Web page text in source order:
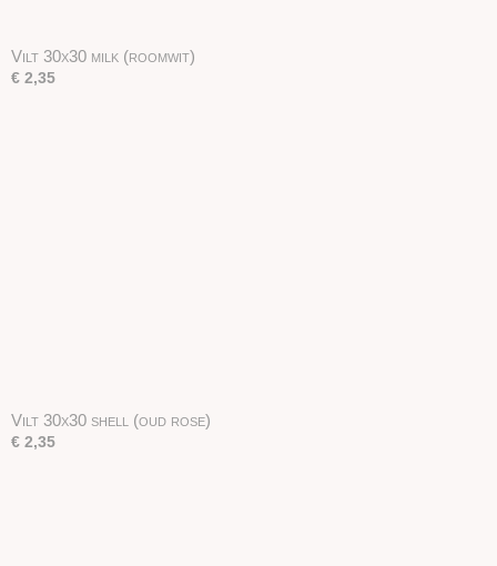
Vilt 30x30 milk (roomwit)
€ 2,35
Vilt 30x30 shell (oud rose)
€ 2,35